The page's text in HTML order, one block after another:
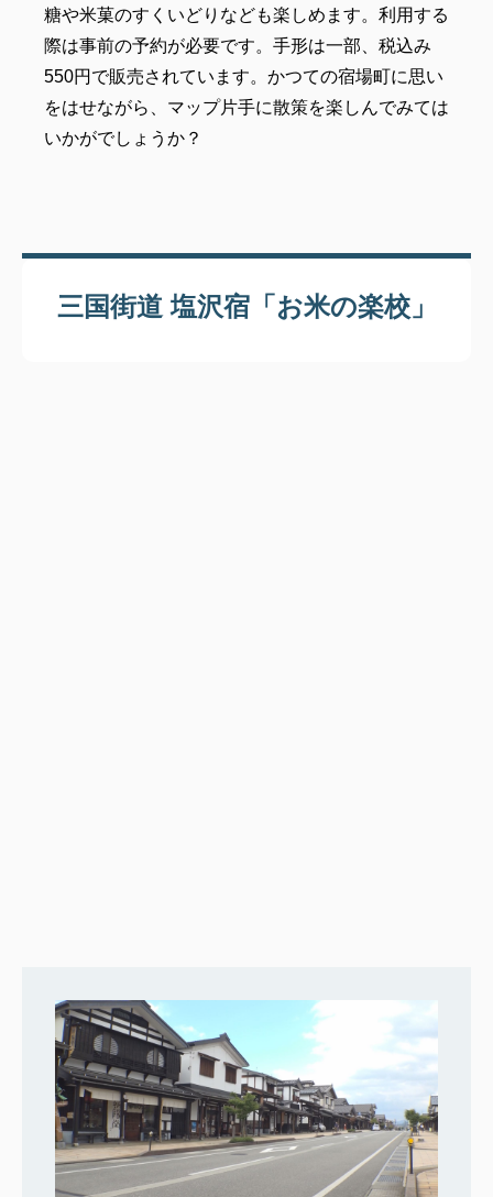
糖や米菓のすくいどりなども楽しめます。利用する
際は事前の予約が必要です。手形は一部、税込み
550円で販売されています。かつての宿場町に思い
をはせながら、マップ片手に散策を楽しんでみては
いかがでしょうか？
三国街道 塩沢宿「お米の楽校」